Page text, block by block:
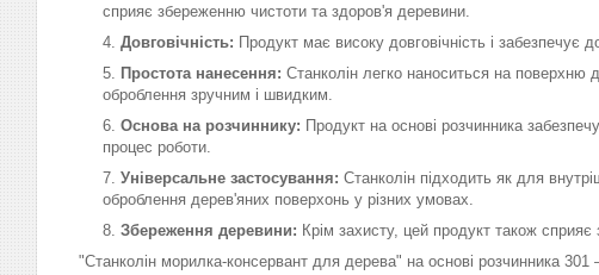
сприяє збереженню чистоти та здоров'я деревини.
Довговічність: Продукт має високу довговічність і забезпечує
Простота нанесення: Станколін легко наноситься на
оброблення зручним і швидким.
Основа на розчиннику: Продукт на основі розчинника
процес роботи.
Універсальне застосування: Станколін підходить як для
оброблення дерев'яних поверхонь у різних умовах.
Збереження деревини: Крім захисту, цей продукт також
"Станколін морилка-консервант для дерева" на основі розчинника